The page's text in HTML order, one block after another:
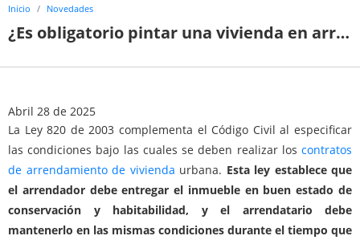
Inicio Novedades
¿Es obligatorio pintar una vivienda en arriendo al entregarla? Esto dice la ley en Colombia
Abril 28 de 2025
La Ley 820 de 2003 complementa el Código Civil al especificar
las condiciones bajo las cuales se deben realizar los contratos
de arrendamiento de vivienda urbana. Esta ley establece que
el arrendador debe entregar el inmueble en buen estado de
conservación y habitabilidad, y el arrendatario debe
mantenerlo en las mismas condiciones durante el tiempo que